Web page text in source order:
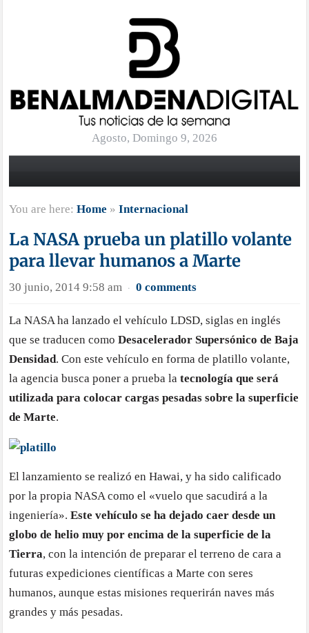
Agosto, Domingo 9, 2026
You are here:Home »Internacional
La NASA prueba un platillo volante
para llevar humanos a Marte
30 junio, 2014 9:58 am · 0 comments
La NASA ha lanzado el vehículo LDSD, siglas en inglés
que se traducen comoDesacelerador Supersónico de Baja
Densidad. Con este vehículo en forma de platillo volante,
la agencia busca poner a prueba la tecnología que será
utilizada para colocar cargas pesadas sobre la superficie
de Marte.
El lanzamiento se realizó en Hawai, y ha sido calificado
por la propia NASA como el «vuelo que sacudirá a la
ingeniería».Este vehículo se ha dejado caer desde un
globo de helio muy por encima de la superficie de la
Tierra, con la intención de preparar el terreno de cara a
futuras expediciones científicas a Marte con seres
humanos, aunque estas misiones requerirán naves más
grandes y más pesadas.